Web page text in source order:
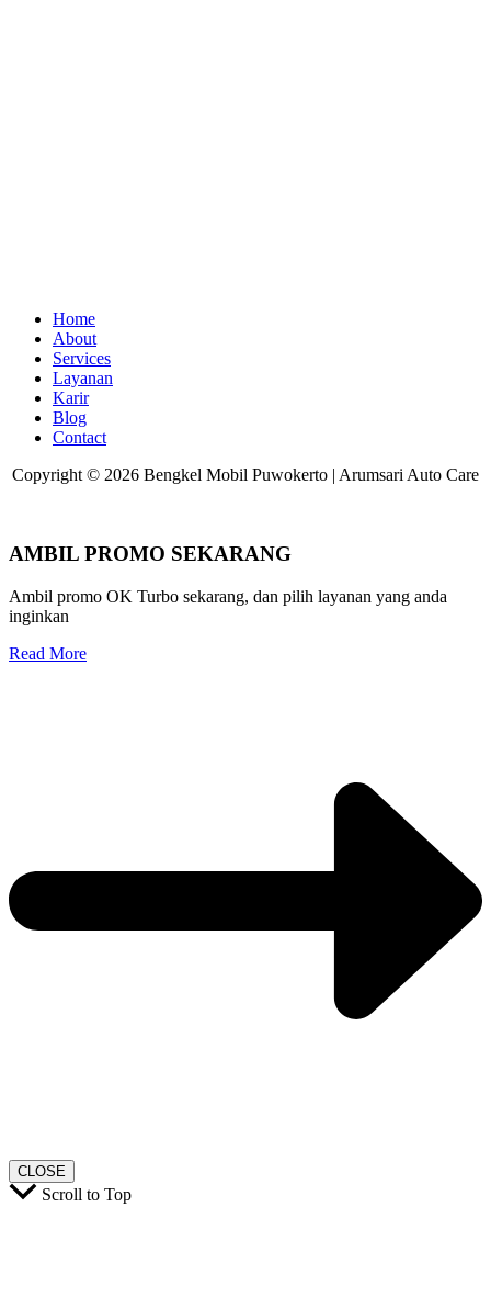
Home
About
Services
Layanan
Karir
Blog
Contact
Copyright © 2026 Bengkel Mobil Puwokerto | Arumsari Auto Care
AMBIL PROMO SEKARANG
Ambil promo OK Turbo sekarang, dan pilih layanan yang anda
inginkan
Read More
CLOSE
Scroll to Top